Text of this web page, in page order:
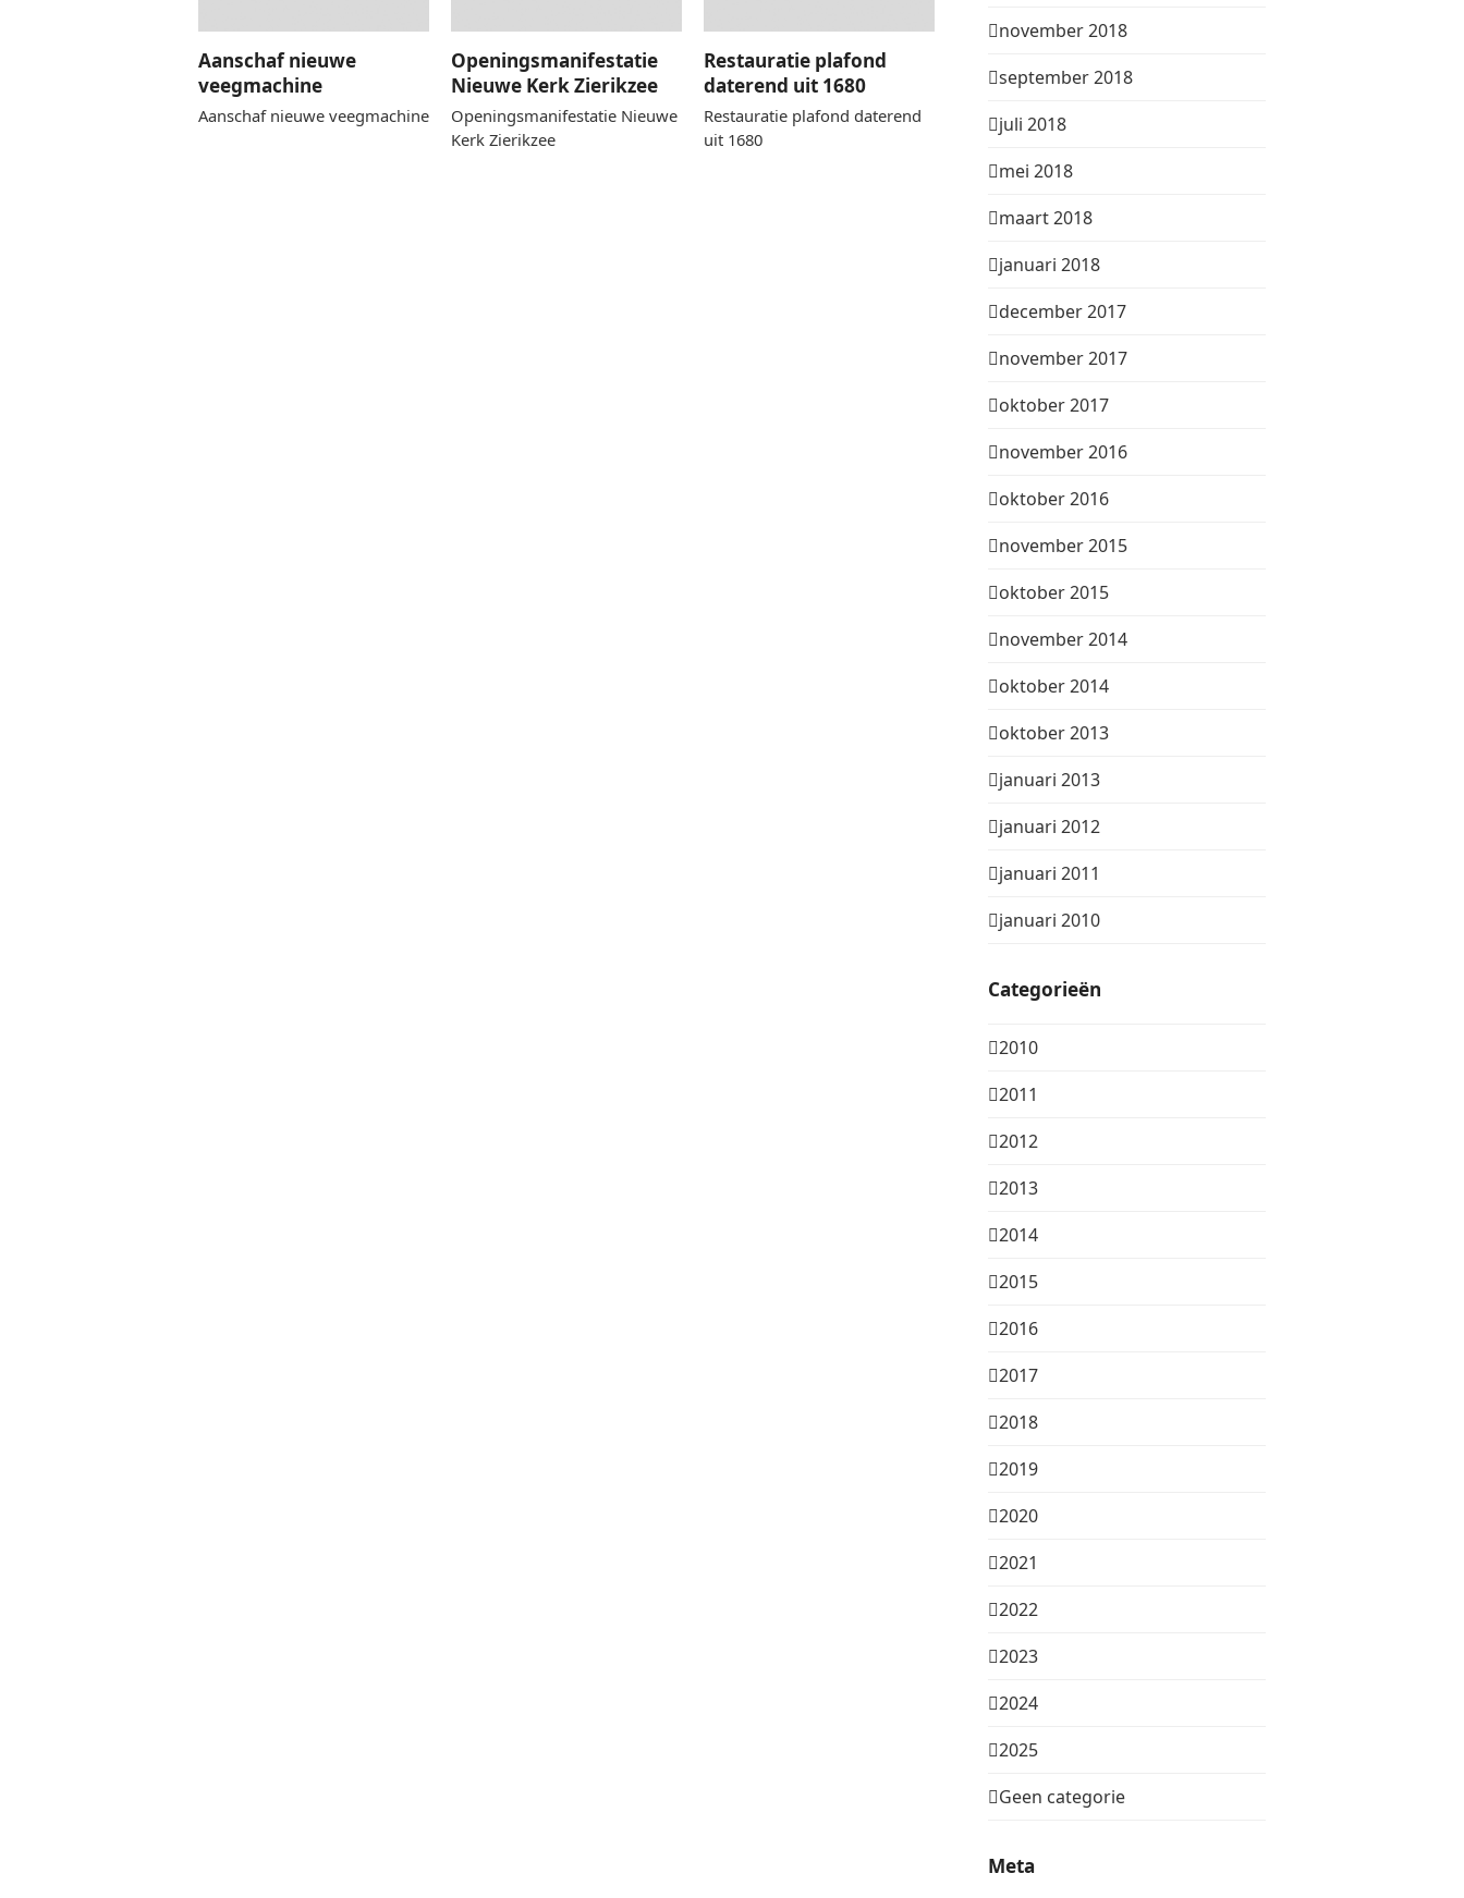
Aanschaf nieuwe
veegmachine
Aanschaf nieuwe veegmachine
Openingsmanifestatie
Nieuwe Kerk Zierikzee
Openingsmanifestatie Nieuwe
Kerk Zierikzee
Restauratie plafond
daterend uit 1680
Restauratie plafond daterend
uit 1680
november 2018
september 2018
juli 2018
mei 2018
maart 2018
januari 2018
december 2017
november 2017
oktober 2017
november 2016
oktober 2016
november 2015
oktober 2015
november 2014
oktober 2014
oktober 2013
januari 2013
januari 2012
januari 2011
januari 2010
Categorieën
2010
2011
2012
2013
2014
2015
2016
2017
2018
2019
2020
2021
2022
2023
2024
2025
Geen categorie
Meta